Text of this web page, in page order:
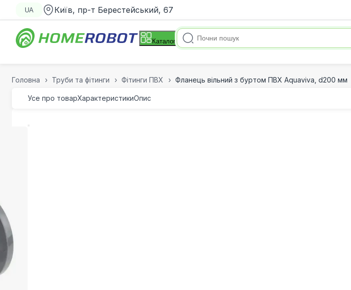
UA Київ, пр-т Берестейський, 67
Каталог
Головна Труби та фітинги Фітинги ПВХ Фланець вільний з буртом ПВХ Aquaviva, d200 мм
Усе про товарХарактеристикиОпис